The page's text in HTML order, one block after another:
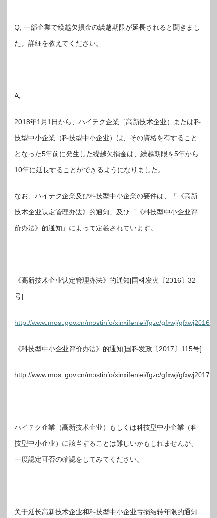
Q, 一部企業で繰越欠損金の繰越期限が延長されると聞きまし
た。詳細を教えてください。
A,
2018年1月1日から、ハイテク企業（高新技术企业）または科
技型中小企業（科技型中小企业）は、その資格を有すること
となった5年前に発生した繰越欠損金は、繰越期限を5年から
10年に延長することができるようになりました。
なお、ハイテク企業及び科技型中小企業の要件は、「《高新
技术企业认定管理办法》的通知」及び「《科技型中小企业评
价办法》的通知」によって定義されています。
《高新技术企业认定管理办法》的通知[国科发火〔2016〕32
号]
http://www.most.gov.cn/mostinfo/xinxifenlei/fgzc/gfxwj/gfxwj2016/
《科技型中小企业评价办法》的通知[国科发政〔2017〕115号]
http://www.most.gov.cn/mostinfo/xinxifenlei/fgzc/gfxwj/gfxwj2017/
ハイテク企業（高新技术企业）もしくは科技型中小企業（科
技型中小企业）に該当することは難しいかもしれませんが、
一度認定可否の確認をしてみてください。
关于延长高新技术企业和科技型中小企业亏损结转年限的通知